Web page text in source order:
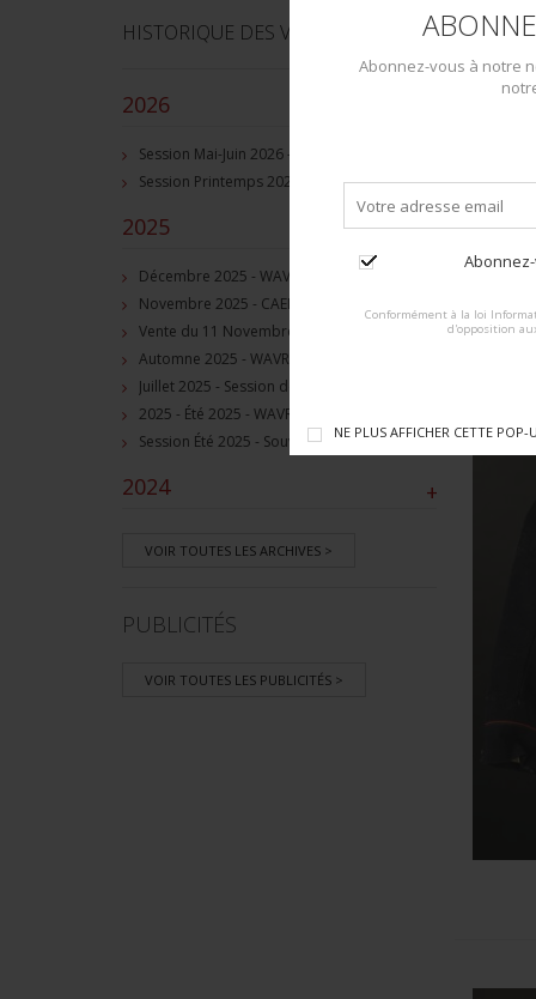
Abonnez-vous à notre
Conformément à la loi
d'opposition
NE PLUS AFFICHER CETTE POP-
HISTORIQUE DES VENTES
2026
Session Printemps 2026 - Grez-Doiceau, BE - Session de vente d'objets militaire et souvenirs historiques
–
2025
Session Été 2025 - Souvenirs historiques et militaires
+
2024
VOIR TOUTES LES ARCHIVES >
PUBLICITÉS
VOIR TOUTES LES PUBLICITÉS >